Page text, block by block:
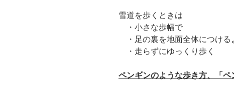
雪道を歩くときは
・小さな歩幅で
・足の裏を地面全体につける
・走らずにゆっくり歩く
ペンギンのような歩き方、「